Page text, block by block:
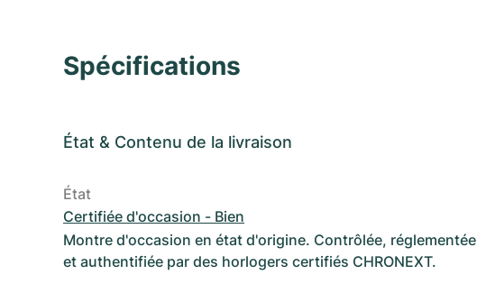
Spécifications
État & Contenu de la livraison
État
Certifiée d'occasion - Bien
Montre d'occasion en état d'origine. Contrôlée, réglementée
et authentifiée par des horlogers certifiés CHRONEXT.